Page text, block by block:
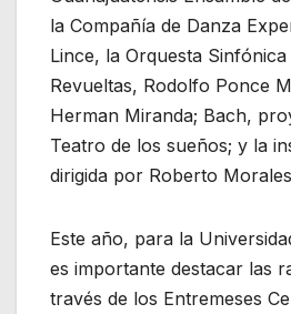
la Compañía de Danza
Lince, la Orquesta
Revueltas, Rodolfo Ponce
Herman Miranda; Bach,
Teatro de los sueños; y la
dirigida por Roberto
Este año, para la
es importante destacar las
través de los Entremeses